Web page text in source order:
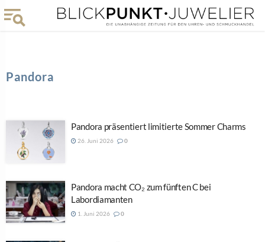
Pandora
Pandora präsentiert limitierte Sommer Charms
26. Juni 2026 0
Pandora macht CO₂ zum fünften C bei
Labordiamanten
1. Juni 2026 0